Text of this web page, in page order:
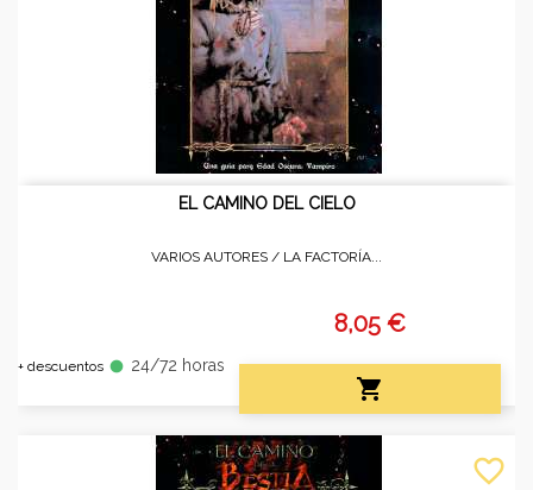
EL CAMINO DEL CIELO
VARIOS AUTORES / LA FACTORÍA...
+ descuentos fiber_manual_record 24/72 horas
8,05 €

favorite_border